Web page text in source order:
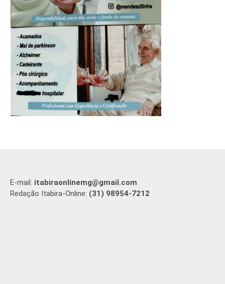
E-mail: itabiraonlinemg@gmail.com
Redação Itabira-Online: (31) 98954-7212